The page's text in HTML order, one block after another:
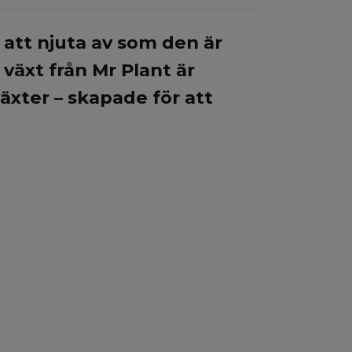
njuta av som den är
från Mr Plant är
– skapade för att